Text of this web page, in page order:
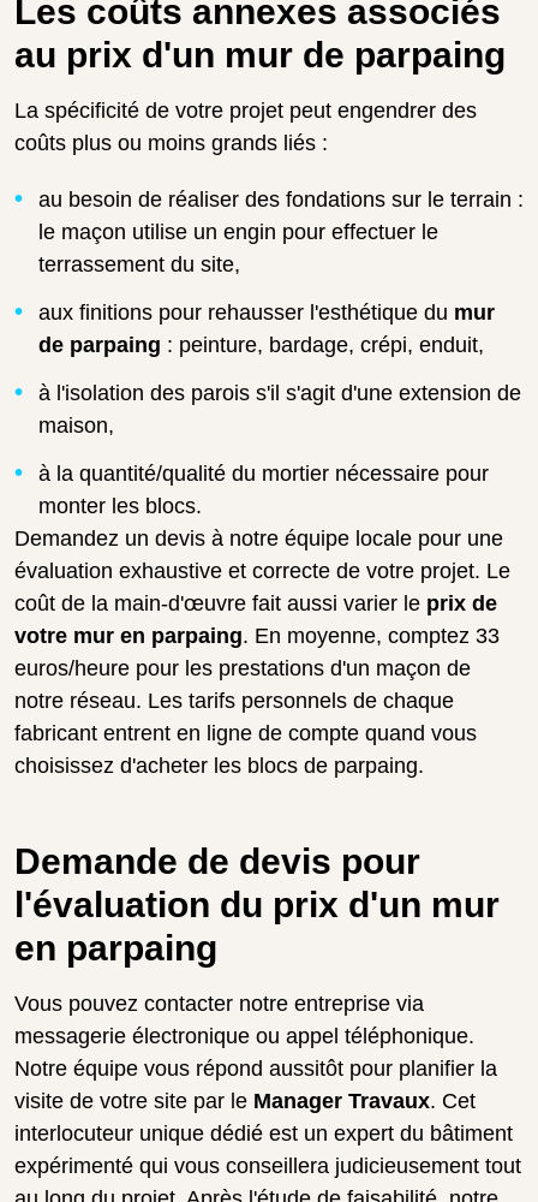
Les coûts annexes associés
au prix d'un mur de parpaing
La spécificité de votre projet peut engendrer des
coûts plus ou moins grands liés :
au besoin de réaliser des fondations sur le terrain :
le maçon utilise un engin pour effectuer le
terrassement du site,
aux finitions pour rehausser l'esthétique du mur
de parpaing : peinture, bardage, crépi, enduit,
à l'isolation des parois s'il s'agit d'une extension de
maison,
à la quantité/qualité du mortier nécessaire pour
monter les blocs.
Demandez un devis à notre équipe locale pour une
évaluation exhaustive et correcte de votre projet. Le
coût de la main-d'œuvre fait aussi varier le prix de
votre mur en parpaing. En moyenne, comptez 33
euros/heure pour les prestations d'un maçon de
notre réseau. Les tarifs personnels de chaque
fabricant entrent en ligne de compte quand vous
choisissez d'acheter les blocs de parpaing.
Demande de devis pour
l'évaluation du prix d'un mur
en parpaing
Vous pouvez contacter notre entreprise via
messagerie électronique ou appel téléphonique.
Notre équipe vous répond aussitôt pour planifier la
visite de votre site par le Manager Travaux. Cet
interlocuteur unique dédié est un expert du bâtiment
expérimenté qui vous conseillera judicieusement tout